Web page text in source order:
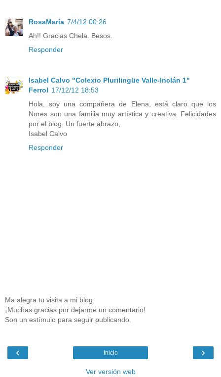
RosaMaría 7/4/12 00:26
Ah!! Gracias Chela. Besos.
Responder
Isabel Calvo "Colexio Plurilingüe Valle-Inclán 1"
Ferrol 17/12/12 18:53
Hola, soy una compañera de Elena, está claro que los
Nores son una familia muy artística y creativa. Felicidades
por el blog. Un fuerte abrazo,
Isabel Calvo
Responder
Ma alegra tu visita a mi blog.
¡Muchas gracias por dejarme un comentario!
Son un estímulo para seguir publicando.
‹ ›
Inicio
Ver versión web